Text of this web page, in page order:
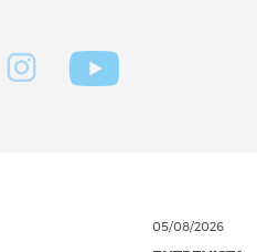
05/08/2026